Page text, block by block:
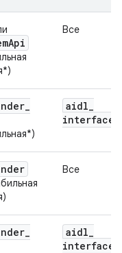
Api
Все
_
aidl_
interface
Все
_
aidl_
interface